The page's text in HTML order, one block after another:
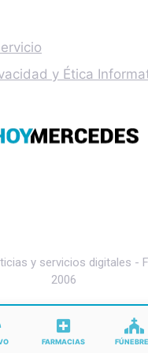
y Ética
y servicios digitales -
2006
FARMACIAS